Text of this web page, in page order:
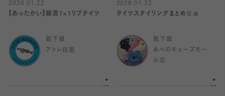
2026.01.22
【あったかい】綿混1×1リブタイツ
靴下屋
アトレ目黒
2026.01.22
タイツスタイリングまとめ👗🎀
靴下屋
あべのキューズモー
ル店